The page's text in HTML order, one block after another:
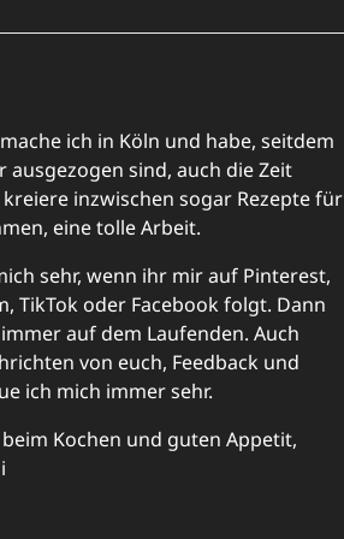
ich in Köln und habe, seitdem
ausgezogen sind, auch die Zeit
inzwischen sogar Rezepte für
eine tolle Arbeit.
sehr, wenn ihr mir auf Pinterest,
TikTok oder Facebook folgt. Dann
auf dem Laufenden. Auch
von euch, Feedback und
ich mich immer sehr.
beim Kochen und guten Appetit,